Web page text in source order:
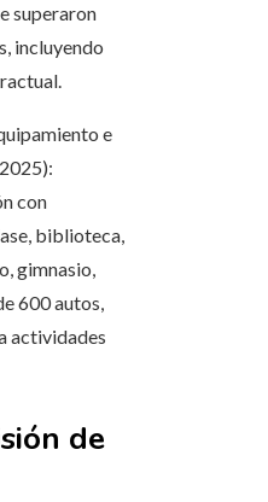
superaron
incluyendo
e
con
biblioteca,
gimnasio,
600 autos,
actividades
de